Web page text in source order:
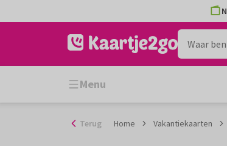
naar
Menu
Terug Home Vakantiekaarten